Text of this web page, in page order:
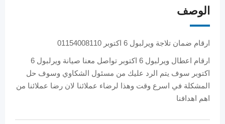
الوصف
ارقام ضمان تلاجة ويرلبول 6 اكتوبر 01154008110
ارقام اعطال ويرلبول 6 اكتوبر تواصل معنا صيانة ويرلبول 6
اكتوبر سوف يتم الرد عليك من مسئول الشكاوي وسوف حل
المشكلة في اسرع وقت وهذا لرضاء عملائنا لان رضا عملائنا من
اهم اهدافنا